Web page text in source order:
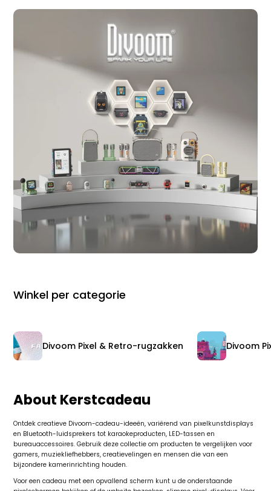
Winkel per categorie
Divoom Pixel & Retro-rugzakken Divoom
About Kerstcadeau
Ontdek creatieve Divoom-cadeau-ideeën, variërend van pixelkunstdisplays
en Bluetooth-luidsprekers tot karaokeproducten, LED-tassen en
bureauaccessoires. Gebruik deze collectie om producten te vergelijken voor
gamers, muziekliefhebbers, creatievelingen en mensen die van een
bijzondere kamerinrichting houden.
Voor een cadeau met een opvallend scherm kunt u de onderstaande